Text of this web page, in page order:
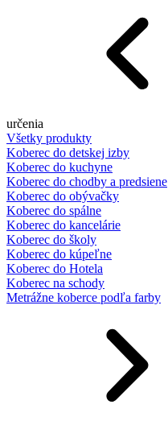
určenia
Všetky produkty
Koberec do detskej izby
Koberec do kuchyne
Koberec do chodby a predsiene
Koberec do obývačky
Koberec do spálne
Koberec do kancelárie
Koberec do školy
Koberec do kúpeľne
Koberec do Hotela
Koberec na schody
Metrážne koberce podľa farby